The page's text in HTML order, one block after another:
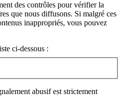
des contrôles pour vérifier la
que nous diffusons. Si malgré ces
inappropriés, vous pouvez
ci-dessous :
abusif est strictement